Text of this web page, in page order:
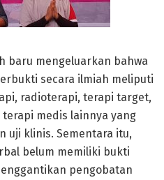
baru mengeluarkan bahwa
secara ilmiah meliputi
radioterapi, terapi target,
medis lainnya yang
uji klinis. Sementara itu,
belum memiliki bukti
pengobatan